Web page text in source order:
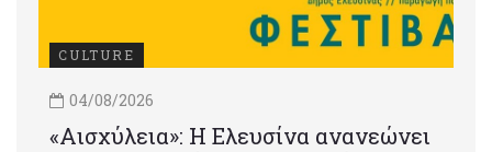
CULTURE
04/08/2026
«Αισχύλεια»: Η Ελευσίνα ανανεώνει